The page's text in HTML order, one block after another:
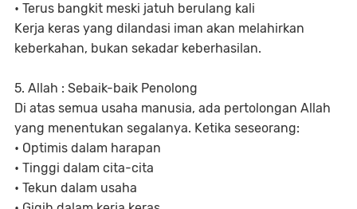
• Terus bangkit meski jatuh berulang kali
Kerja keras yang dilandasi iman akan melahirkan
keberkahan, bukan sekadar keberhasilan.
5. Allah : Sebaik-baik Penolong
Di atas semua usaha manusia, ada pertolongan Allah
yang menentukan segalanya. Ketika seseorang:
• Optimis dalam harapan
• Tinggi dalam cita-cita
• Tekun dalam usaha